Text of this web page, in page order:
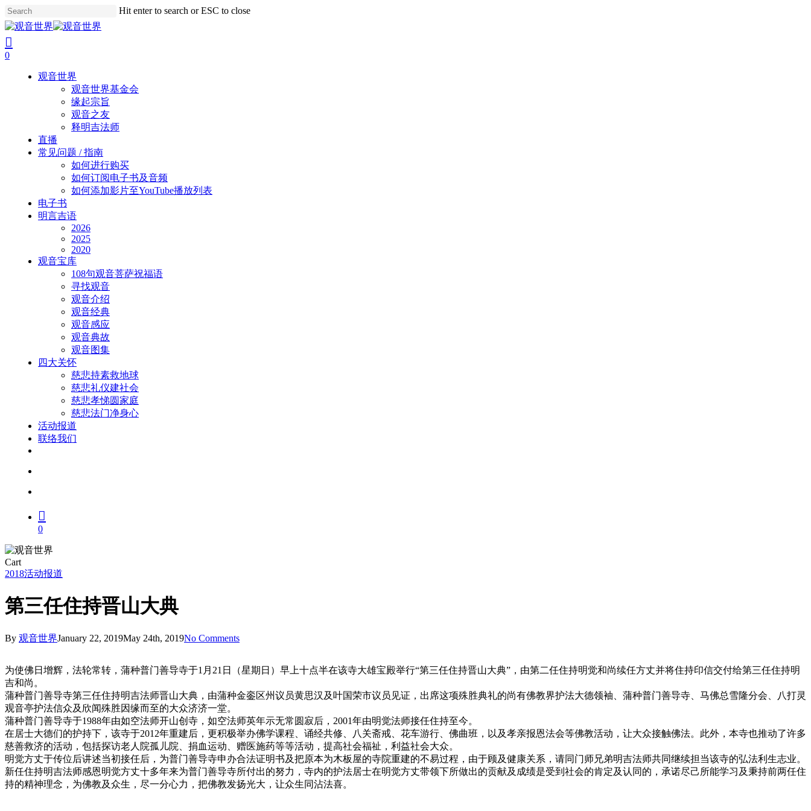
Skip
to
main
content
Hit enter to search or ESC to close
Close
Search
search
account
0
观音世界
观音世界基金会
缘起宗旨
观音之友
释明吉法师
直播
常见问题 / 指南
如何进行购买
如何订阅电子书及音频
如何添加影片至YouTube播放列表
电子书
明言吉语
2026
2025
2020
观音宝库
108句观音菩萨祝福语
寻找观音
观音介绍
观音经典
观音感应
观音典故
观音图集
四大关怀
慈悲持素救地球
慈悲礼仪建社会
慈悲孝悌圆家庭
慈悲法门净身心
活动报道
联络我们
0
CartClose
Cart
2018活动报道
第三任住持晋山大典
By 观音世界January 22, 2019May 24th, 2019No Comments
为使佛日增辉，法轮常转，蒲种普门善导寺于1月21日（星期日）早上十点半在该寺大雄宝殿举行“第三任住持晋山大典”，由第二任住持明觉和尚续任方丈并将住持印信交付给第三任住持明
吉和尚。
蒲种普门善导寺第三任住持明吉法师晋山大典，由蒲种金銮区州议员黄思汉及叶国荣市议员见证，出席这项殊胜典礼的尚有佛教界护法大德领袖、蒲种普门善导寺、马佛总雪隆分会、八打灵
观音亭护法信众及欣闻殊胜因缘而至的大众济济一堂。
蒲种普门善导寺于1988年由如空法师开山创寺，如空法师英年示无常圆寂后，2001年由明觉法师接任住持至今。
在居士大德们的护持下，该寺于2012年重建后，更积极举办佛学课程、诵经共修、八关斋戒、花车游行、佛曲班，以及孝亲报恩法会等佛教活动，让大众接触佛法。此外，本寺也推动了许多
慈善救济的活动，包括探访老人院孤儿院、捐血运动、赠医施药等等活动，提高社会福祉，利益社会大众。
明觉方丈于传位后讲述当初接任后，为普门善导寺申办合法证明书及把原本为木板屋的寺院重建的不易过程，由于顾及健康关系，请同门师兄弟明吉法师共同继续担当该寺的弘法利生志业。
新任住持明吉法师感恩明觉方丈十多年来为普门善导寺所付出的努力，寺内的护法居士在明觉方丈带领下所做出的贡献及成绩是受到社会的肯定及认同的，承诺尽己所能学习及秉持前两任住
持的精神理念，为佛教及众生，尽一分心力，把佛教发扬光大，让众生同沾法喜。